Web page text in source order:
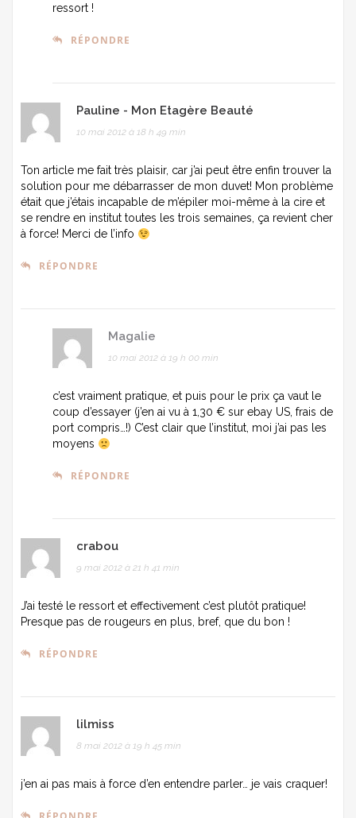
ressort !
RÉPONDRE
Pauline - Mon Etagère Beauté
10 mai 2012 à 18 h 49 min
Ton article me fait très plaisir, car j’ai peut être enfin trouver la
solution pour me débarrasser de mon duvet! Mon problème
était que j’étais incapable de m’épiler moi-même à la cire et
se rendre en institut toutes les trois semaines, ça revient cher
à force! Merci de l’info
RÉPONDRE
Magalie
10 mai 2012 à 19 h 00 min
c’est vraiment pratique, et puis pour le prix ça vaut le
coup d’essayer (j’en ai vu à 1,30 € sur ebay US, frais de
port compris…!) C’est clair que l’institut, moi j’ai pas les
moyens
RÉPONDRE
crabou
9 mai 2012 à 21 h 41 min
J’ai testé le ressort et effectivement c’est plutôt pratique!
Presque pas de rougeurs en plus, bref, que du bon !
RÉPONDRE
lilmiss
8 mai 2012 à 19 h 45 min
j’en ai pas mais à force d’en entendre parler… je vais craquer!